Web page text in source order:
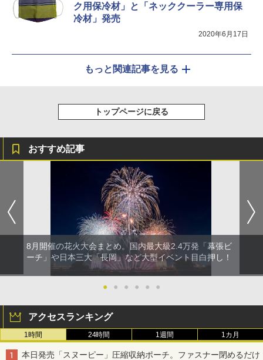
ク用保冷材」と「ネッククーラー専用保
冷材」発売
2020年6月17日
もっと関連記事を見る
トップページに戻る
おすすめ記事
8月開催の花火大会まとめ。国内最大級2.4万発「幕張ビ
ーチ」や日本三大「長岡」など大型イベント目白押し！
● ● ● ● ● ●
アクセスランキング
1時間 24時間 1週間 1カ月
本日発売「スヌーピー」圧縮収納ポーチ。ファスナー閉めるだけ